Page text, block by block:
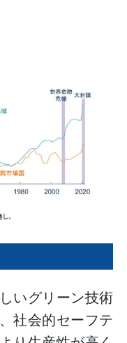
いグリーン技術
社会的セーフテ